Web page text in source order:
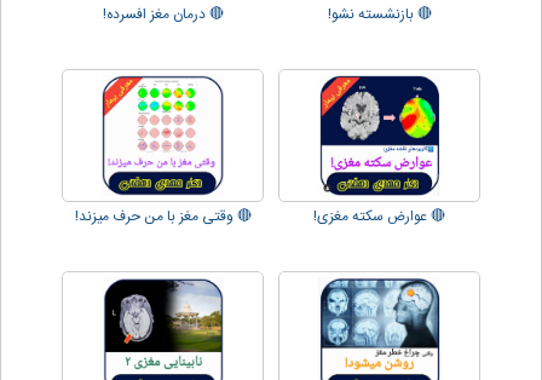
🔴 بازنشسته نشو! 🔴 درمان مغز افسرده!
🔴 عوارض سکته مغزی! 🔴 وقتی مغز با من حرف میزند!